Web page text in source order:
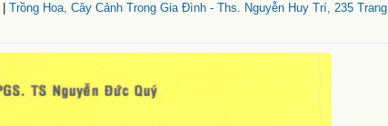
Trồng Hoa, Cây Cảnh Trong Gia Đình - Ths. Nguyễn Huy Trí, 235 Trang